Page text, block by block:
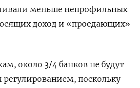
меньше непрофильных
доход и «проедающих»
около 3/4 банков не будут
поскольку